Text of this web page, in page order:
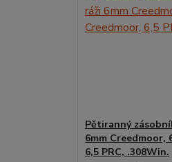
Pětiranný
6mm Creedmoor,
6,5 PRC, .308Win.